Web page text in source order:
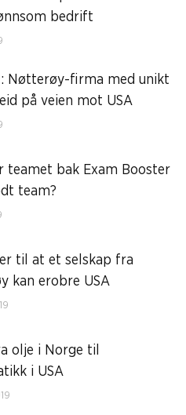
bedrift
Nøtterøy-firma med unikt
på veien mot USA
teamet bak Exam Booster
team?
til at et selskap fra
kan erobre USA
olje i Norge til
i USA